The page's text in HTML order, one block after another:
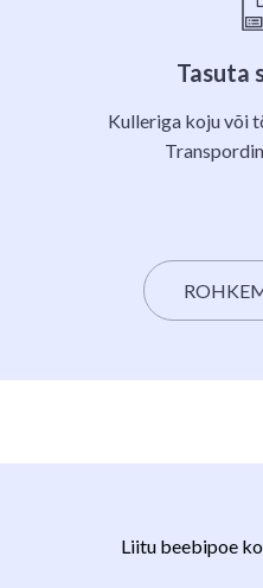
Tasuta
Kulleriga koju või
Liitu beebipoe